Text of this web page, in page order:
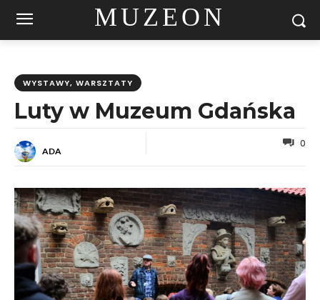
MUZEON
WYSTAWY, WARSZTATY
Luty w Muzeum Gdańska
ADA
0